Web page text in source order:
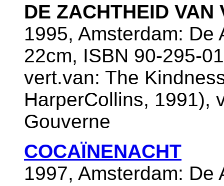
DE ZACHTHEID
1995, Amsterdam:
22cm, ISBN 90-295-
vert.van: The
HarperCollins, 1991),
Gouverne
COCAÏNENACHT
1997, Amsterdam: